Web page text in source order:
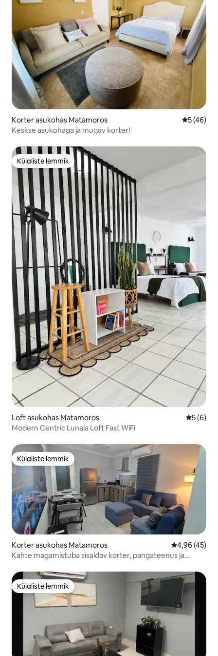
Korter asukohas Matamoros Keskmine
5 (46)
Keskse asukohaga ja mugav korter!
Külaliste lemmik
Külaliste lemmik
Loft asukohas Matamoros
5 (6)
Modern Centric Lunala Loft Fast WiFi
Külaliste lemmik
Külaliste lemmik
Korter asukohas Matamoros Keskmine
4,96 (45)
Kahte magamistuba sisaldav korter, pangateenus ja
Külaliste lemmik
Külaliste lemmik